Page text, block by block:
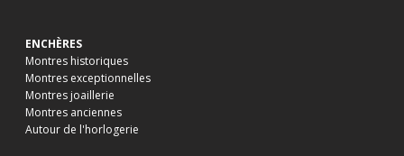
ENCHÈRES
Montres historiques
Montres exceptionnelles
Montres joaillerie
Montres anciennes
Autour de l'horlogerie